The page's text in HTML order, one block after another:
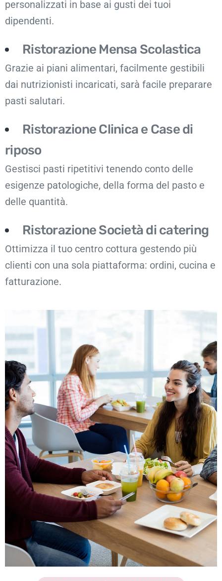
personalizzati in base ai gusti dei tuoi
dipendenti.
Ristorazione Mensa Scolastica
Grazie ai piani alimentari, facilmente gestibili
dai nutrizionisti incaricati, sarà facile preparare
pasti salutari.
Ristorazione Clinica e Case di
riposo
Gestisci pasti ripetitivi tenendo conto delle
esigenze patologiche, della forma del pasto e
delle quantità.
Ristorazione Società di catering
Ottimizza il tuo centro cottura gestendo più
clienti con una sola piattaforma: ordini, cucina e
fatturazione.